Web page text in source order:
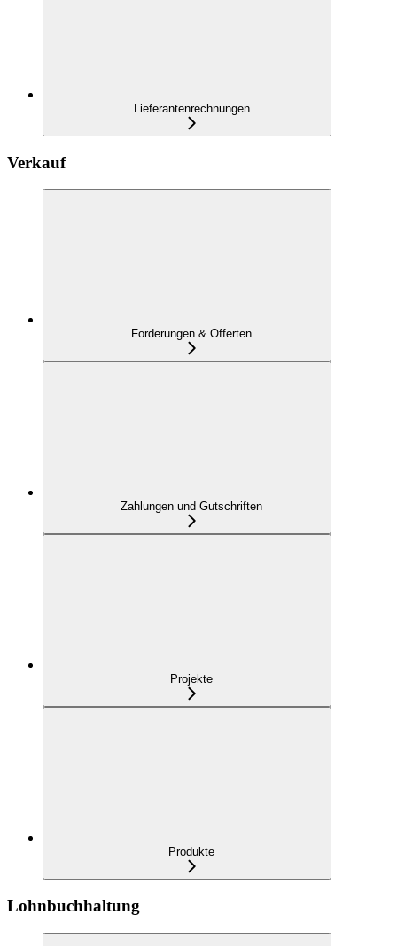
Lieferantenrechnungen
Verkauf
Forderungen & Offerten
Zahlungen und Gutschriften
Projekte
Produkte
Lohnbuchhaltung